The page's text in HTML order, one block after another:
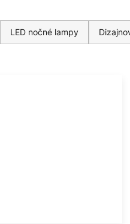
LED nočné lampy